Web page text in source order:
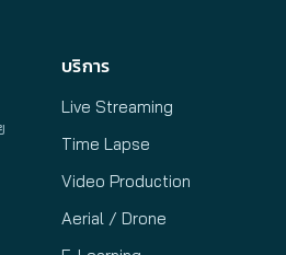
บริการ
Live Streaming
Time Lapse
Video Production
Aerial / Drone